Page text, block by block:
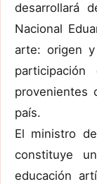
desarrollará
Nacional
arte: origen
provenientes
país.
El ministro
constituye
educación